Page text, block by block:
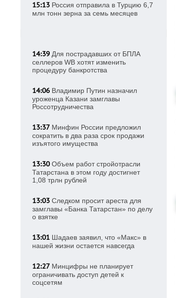
15:13 Россия отправила в Турцию 6,7
млн тонн зерна за семь месяцев
14:39 Для пострадавших от БПЛА
селлеров WB хотят изменить
процедуру банкротства
14:06 Владимир Путин назначил
уроженца Казани замглавы
Россотрудничества
13:37 Минфин России предложил
сократить в два раза срок продажи
изъятого имущества
13:30Объем работ стройотрасли
Татарстана в этом году достигнет
1,08 трлн рублей
13:03 Следком просит ареста для
замглавы «Банка Татарстан» по делу
о взятке
13:01 Шадаев заявил, что «Макс» в
нашей жизни остается навсегда
12:27 Минцифры не планирует
ограничивать доступ детей к
соцсетям